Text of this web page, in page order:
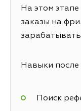
На этом
заказы на
Навыки
Поиск